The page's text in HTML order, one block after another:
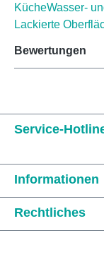
KücheWasser-
Lackierte
Bewertungen
Service-
Informationen
Rechtliches